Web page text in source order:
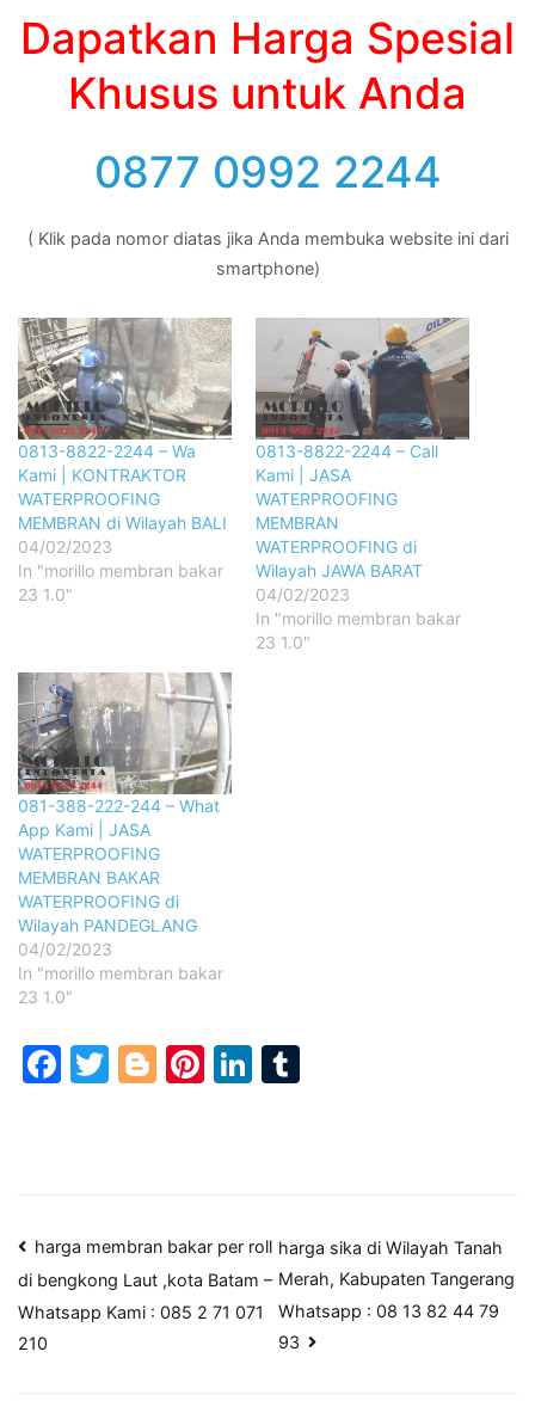
Dapatkan Harga Spesial
Khusus untuk Anda
0877 0992 2244
( Klik pada nomor diatas jika Anda membuka website ini dari
smartphone)
0813-8822-2244 – Wa
Kami | KONTRAKTOR
WATERPROOFING
MEMBRAN di Wilayah BALI
04/02/2023
In "morillo membran bakar
23 1.0"
0813-8822-2244 – Call
Kami | JASA
WATERPROOFING
MEMBRAN
WATERPROOFING di
Wilayah JAWA BARAT
04/02/2023
In "morillo membran bakar
23 1.0"
081-388-222-244 – What
App Kami | JASA
WATERPROOFING
MEMBRAN BAKAR
WATERPROOFING di
Wilayah PANDEGLANG
04/02/2023
In "morillo membran bakar
23 1.0"
Facebook
Twitter
Blogger
Pinterest
LinkedIn
Post
navigation
harga membran bakar per roll
di bengkong Laut ,kota Batam –
Whatsapp Kami : 085 2 71 071
210
harga sika di Wilayah Tanah
Merah, Kabupaten Tangerang
Whatsapp : 08 13 82 44 79
93